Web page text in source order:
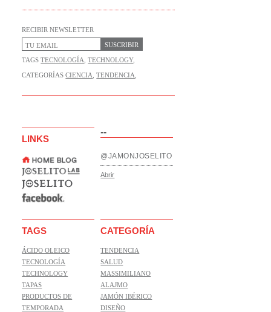
RECIBIR NEWSLETTER
SUSCRIBIR
TAGSTECNOLOGÍA ,TECHNOLOGY,
CATEGORÍASCIENCIA ,TENDENCIA
--
LINKS
@JAMONJOSELITO
Abrir
TAGS
ÁCIDO OLEICO
TECNOLOGÍA
TECHNOLOGY
TAPAS
PRODUCTOS DE
TEMPORADA
CATEGORÍA
TENDENCIA
SALUD
MASSIMILIANO
ALAJMO
JAMÓN IBÉRICO
DISEÑO